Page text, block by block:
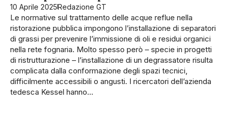
10 Aprile 2025Redazione GT
Le normative sul trattamento delle acque reflue nella
ristorazione pubblica impongono l’installazione di separatori
di grassi per prevenire l’immissione di oli e residui organici
nella rete fognaria. Molto spesso però – specie in progetti
di ristrutturazione – l’installazione di un degrassatore risulta
complicata dalla conformazione degli spazi tecnici,
difficilmente accessibili o angusti. I ricercatori dell’azienda
tedesca Kessel hanno…